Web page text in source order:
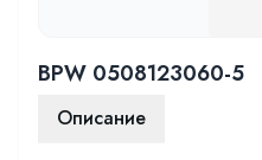
BPW 0508123060-5
Описание